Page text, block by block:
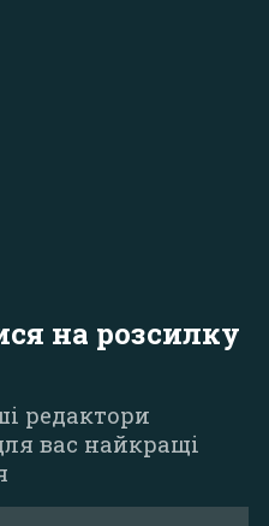
на розсилку
редактори
вас найкращі